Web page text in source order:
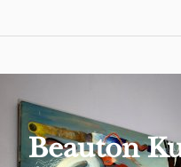
Beauton